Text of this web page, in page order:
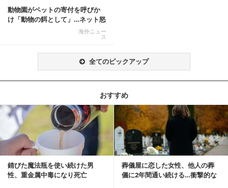
動物園がペットの寄付を呼びか
け「動物の餌として」…ネット怒
海外ニュー
ス
全てのピックアップ
おすすめ
錆びた魔法瓶を使い続けた男
性、重金属中毒になり死亡
葬儀屋に恋した女性、他人の葬
儀に2年間通い続ける…衝撃的な
記事を読む